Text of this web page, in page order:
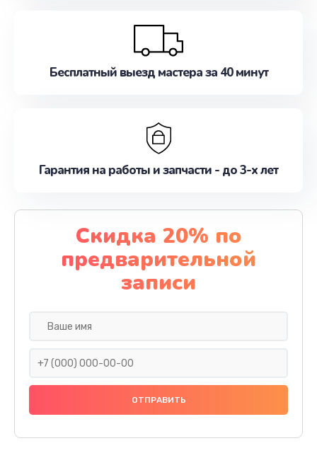
Бесплатный выезд мастера за 40 минут
Гарантия на работы и запчасти - до 3-х лет
Скидка 20% по
предварительной
записи